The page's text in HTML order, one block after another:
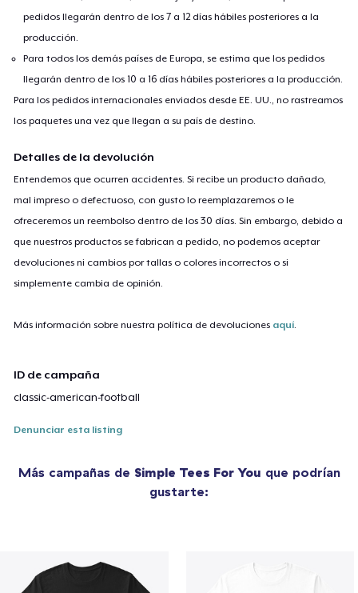
pedidos llegarán dentro de los 7 a 12 días hábiles posteriores a la
producción.
Para todos los demás países de Europa, se estima que los pedidos
llegarán dentro de los 10 a 16 días hábiles posteriores a la producción.
Para los pedidos internacionales enviados desde EE. UU., no rastreamos
los paquetes una vez que llegan a su país de destino.
Detalles de la devolución
Entendemos que ocurren accidentes. Si recibe un producto dañado,
mal impreso o defectuoso, con gusto lo reemplazaremos o le
ofreceremos un reembolso dentro de los 30 días. Sin embargo, debido a
que nuestros productos se fabrican a pedido, no podemos aceptar
devoluciones ni cambios por tallas o colores incorrectos o si
simplemente cambia de opinión.
Más información sobre nuestra política de devoluciones aquí.
ID de campaña
classic-american-football
Denunciar esta listing
Más campañas de Simple Tees For You que podrían
gustarte: